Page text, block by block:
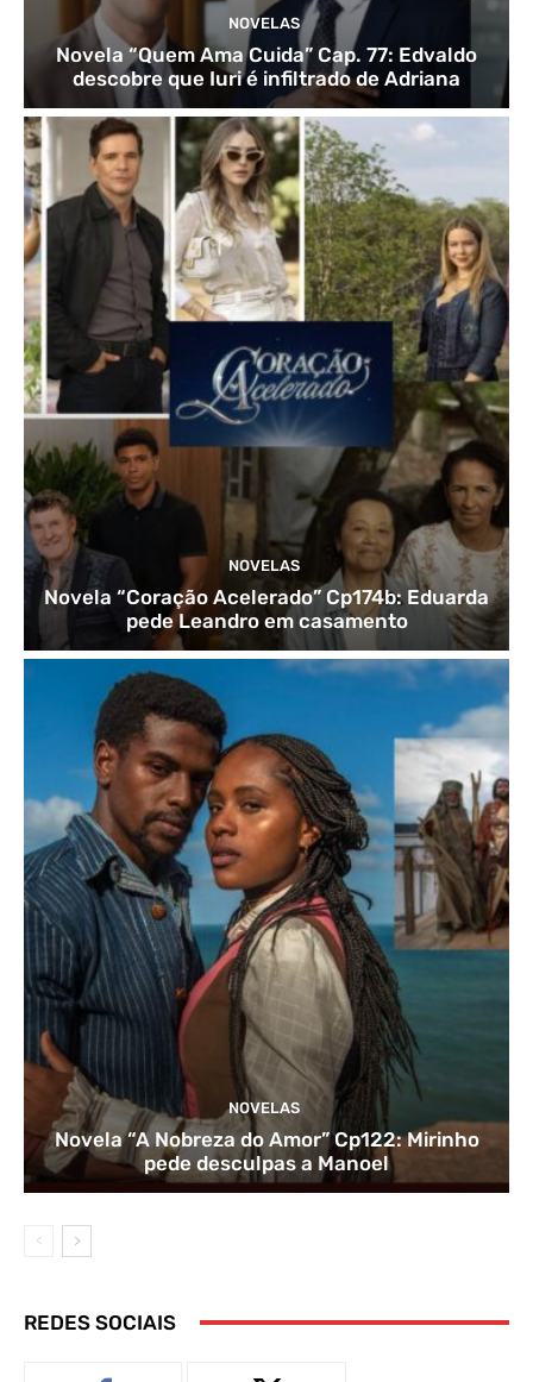
NOVELAS
Novela “Quem Ama Cuida” Cap. 77: Edvaldo
descobre que Iuri é infiltrado de Adriana
NOVELAS
Novela “Coração Acelerado” Cp174b: Eduarda
pede Leandro em casamento
NOVELAS
Novela “A Nobreza do Amor” Cp122: Mirinho
pede desculpas a Manoel
REDES SOCIAIS